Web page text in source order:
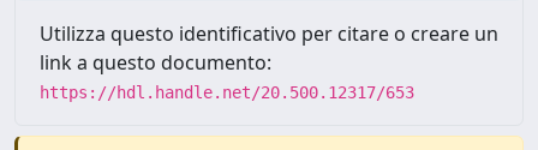
Utilizza questo identificativo per citare o creare un
link a questo documento:
https://hdl.handle.net/20.500.12317/653